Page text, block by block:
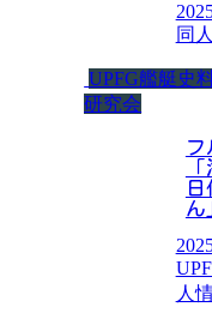
同
UPFG艦艇史
研究会
フ
日
ん
人